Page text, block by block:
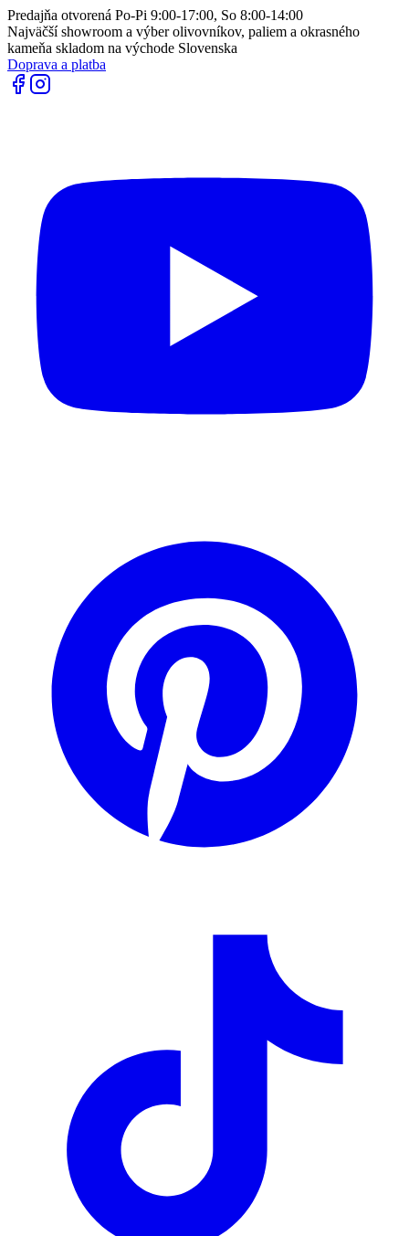
Predajňa otvorená Po-Pi 9:00-17:00, So 8:00-14:00
Najväčší showroom a výber olivovníkov, paliem a okrasného
kameňa skladom na východe Slovenska
Doprava a platba